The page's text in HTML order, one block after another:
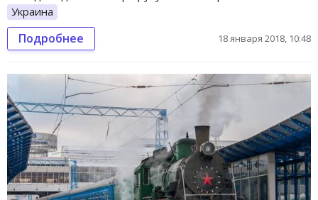
Украина
Подробнее 18 января 2018, 10:48